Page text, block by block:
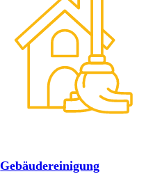
Gebäudereinigung